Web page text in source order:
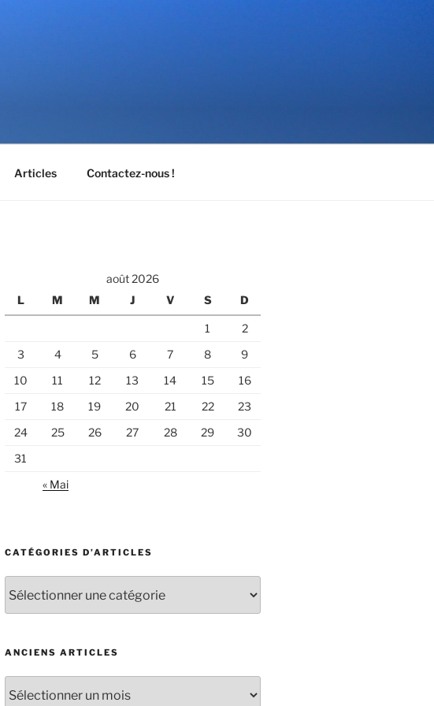
Articles Contactez-nous !
août 2026
L
M M J V S D
1
2
3
4 5 6 7 8
9
10
11 12 13 14 15
16
17
18 19 20 21 22
23
24
25 26 27 28 29
30
31
« Mai
CATÉGORIES D’ARTICLES
d’articles
ANCIENS ARTICLES
articles